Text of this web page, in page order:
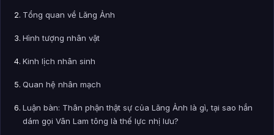
Tổng quan về Lăng Ảnh
Hình tượng nhân vật
Kinh lịch nhân sinh
Quan hệ nhân mạch
Luận bàn: Thân phận thật sự của Lăng Ảnh là gì, tại sao hắn
dám gọi Vân Lam tông là thế lực nhị lưu?